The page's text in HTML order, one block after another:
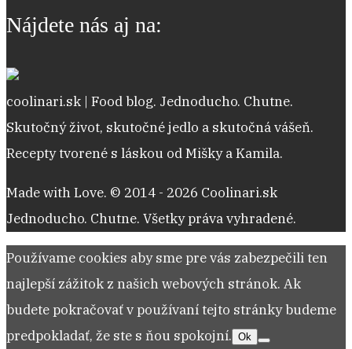
Nájdete nás aj na:
coolinari.sk | Food blog. Jednoducho. Chutne.
Skutočný život, skutočné jedlo a skutočná vášeň.
Recepty tvorené s láskou od Mišky a Kamila.
Made with Love. © 2014 - 2026 Coolinari.sk
Jednoducho. Chutne. Všetky práva vyhradené.
Používame cookies aby sme pre vás zabezpečili ten
najlepší zážitok z našich webových stránok. Ak
budete pokračovať v používaní tejto stránky budeme
predpokladať, že ste s ňou spokojní. Ok